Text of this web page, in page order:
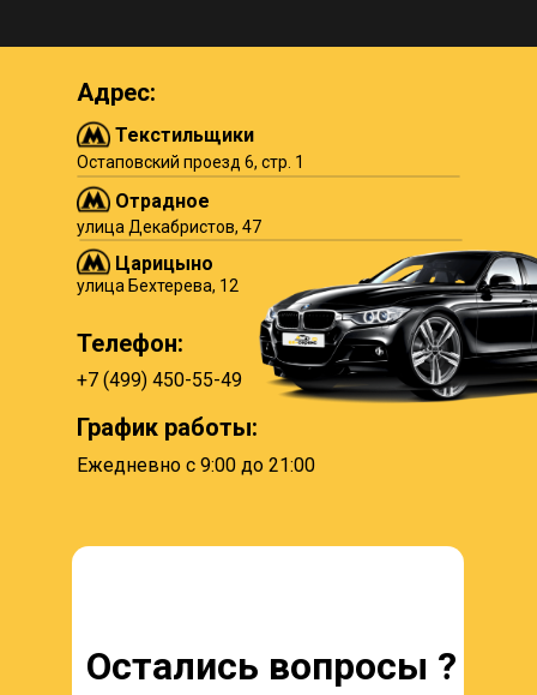
Адрес:
улица Декабристов, 47
Остаповский проезд 6, стр. 1
Текстильщики
Телефон:
+7 (499) 450-55-49
График работы:
Отрадное
Ежедневно с 9:00 до 21:00
Остались вопросы ?
улица Бехтерева, 12
Царицыно